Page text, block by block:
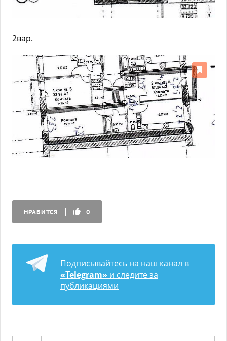
2вар.
НРАВИТСЯ 0
Подписывайтесь на наш канал в
«Telegram» и следите за
публикациями